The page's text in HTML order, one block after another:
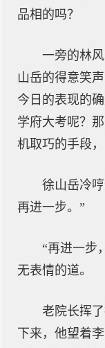
品相的吗？
一旁的林
山岳的得意笑
今日的表现的
学府大考呢？
机取巧的手段
徐山岳冷
再进一步。”
“再进一步
无表情的道。
老院长挥
下来，他望着